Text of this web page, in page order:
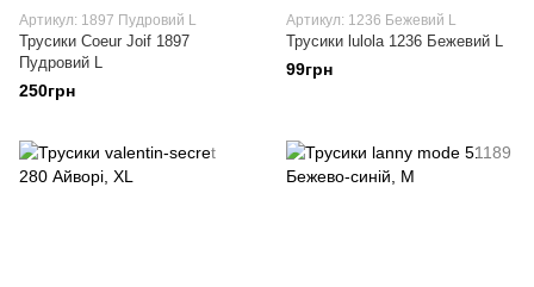
Артикул: 1897 Пудровий L
Трусики Coeur Joif 1897
Пудровий L
250грн
Артикул: 1236 Бежевий L
Трусики lulola 1236 Бежевий L
99грн